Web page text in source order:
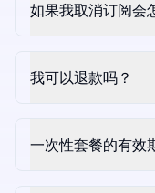
如果我取消订阅会
我可以退款吗？
一次性套餐的有效